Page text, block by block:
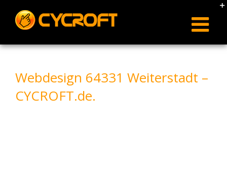
content
Webdesign 64331 Weiterstadt –
CYCROFT.de.